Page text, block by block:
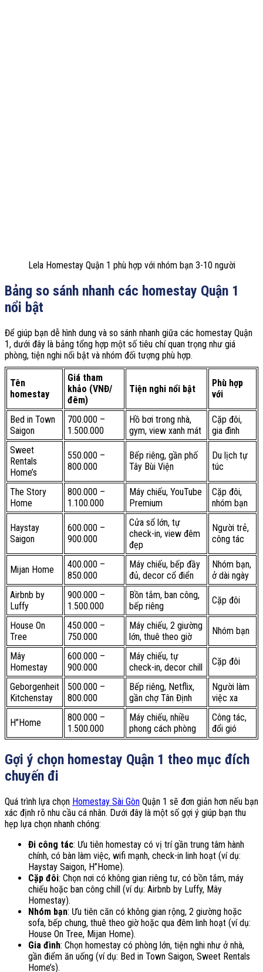
Lela Homestay Quận 1 phù hợp với nhóm bạn 3-10 người
Bảng so sánh nhanh các homestay Quận 1
nổi bật
Để giúp bạn dễ hình dung và so sánh nhanh giữa các homestay Quận
1, dưới đây là bảng tổng hợp một số tiêu chí quan trọng như giá
phòng, tiện nghi nổi bật và nhóm đối tượng phù hợp.
Tên
homestay
Giá tham
khảo (VNĐ/
đêm)
Tiện nghi nổi bật
Phù hợp
với
Bed in Town
Saigon
700.000 –
1.500.000
Hồ bơi trong nhà,
gym, view xanh mát
Cặp đôi,
gia đình
Sweet
Rentals
Home’s
550.000 –
800.000
Bếp riêng, gần phố
Tây Bùi Viện
Du lịch tự
túc
The Story
Home
800.000 –
1.100.000
Máy chiếu, YouTube
Premium
Cặp đôi,
nhóm bạn
Haystay
Saigon
600.000 –
900.000
Cửa sổ lớn, tự
check-in, view đêm
đẹp
Người trẻ,
công tác
Mijan Home
400.000 –
850.000
Máy chiếu, bếp đầy
đủ, decor cổ điển
Nhóm bạn,
ở dài ngày
Airbnb by
Luffy
900.000 –
1.500.000
Bồn tắm, ban công,
bếp riêng
Cặp đôi
House On
Tree
450.000 –
750.000
Máy chiếu, 2 giường
lớn, thuê theo giờ
Nhóm bạn
Mây
Homestay
600.000 –
900.000
Máy chiếu, tự
check-in, decor chill
Cặp đôi
Geborgenheit
Kitchenstay
500.000 –
800.000
Bếp riêng, Netflix,
gần chợ Tân Định
Người làm
việc xa
H’’Home
800.000 –
1.500.000
Máy chiếu, nhiều
phong cách phòng
Công tác,
đổi gió
Gợi ý chọn homestay Quận 1 theo mục đích
chuyến đi
Quá trình lựa chọn Homestay Sài Gòn Quận 1 sẽ đơn giản hơn nếu bạn
xác định rõ nhu cầu cá nhân. Dưới đây là một số gợi ý giúp bạn thu
hẹp lựa chọn nhanh chóng:
Đi công tác: Ưu tiên homestay có vị trí gần trung tâm hành
chính, có bàn làm việc, wifi mạnh, check-in linh hoạt (ví dụ:
Haystay Saigon, H’’Home).
Cặp đôi: Chọn nơi có không gian riêng tư, có bồn tắm, máy
chiếu hoặc ban công chill (ví dụ: Airbnb by Luffy, Mây
Homestay).
Nhóm bạn: Ưu tiên căn có không gian rộng, 2 giường hoặc
sofa, bếp chung, thuê theo giờ hoặc qua đêm linh hoạt (ví dụ:
House On Tree, Mijan Home).
Gia đình: Chọn homestay có phòng lớn, tiện nghi như ở nhà,
gần điểm ăn uống (ví dụ: Bed in Town Saigon, Sweet Rentals
Home’s).